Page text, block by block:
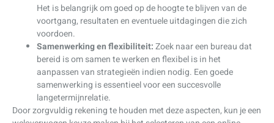
Het is belangrijk om goed op de hoogte te blijven van de
voortgang, resultaten en eventuele uitdagingen die zich
voordoen.
Samenwerking en flexibiliteit:Zoek naar een bureau dat
bereid is om samen te werken en flexibel is in het
aanpassen van strategieën indien nodig. Een goede
samenwerking is essentieel voor een succesvolle
langetermijnrelatie.
Door zorgvuldig rekening te houden met deze aspecten, kun je een